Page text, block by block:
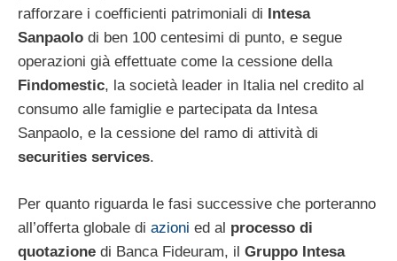
rafforzare i coefficienti patrimoniali di
Intesa
Sanpaolo di ben 100 centesimi di punto, e segue
operazioni già effettuate come la cessione della
Findomestic, la società leader in Italia nel credito al
consumo alle famiglie e partecipata da Intesa
Sanpaolo, e la cessione del ramo di attività di
securities services.
Per quanto riguarda le fasi successive che porteranno
all’offerta globale di azioni ed al processo di
quotazione di Banca Fideuram, il Gruppo Intesa